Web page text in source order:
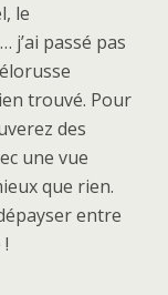
le
j’ai passé pas
trouvé. Pour
des
une vue
que rien.
entre